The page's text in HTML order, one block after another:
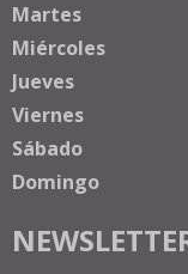
Martes
Miércoles
Jueves
Viernes
Sábado
Domingo